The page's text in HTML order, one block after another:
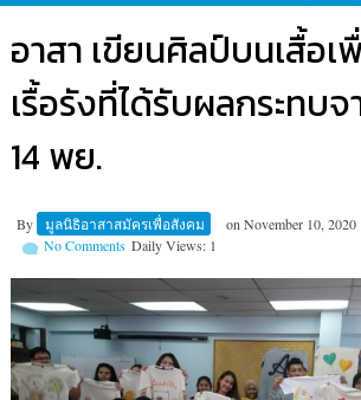
อาสา เขียนศิลป์บนเสื้อ
เรื้อรังที่ได้รับผลกระทบจ
14 พย.
By มูลนิธิอาสาสมัครเพื่อสังคม on November 10, 2020
Daily Views: 1
No Comments